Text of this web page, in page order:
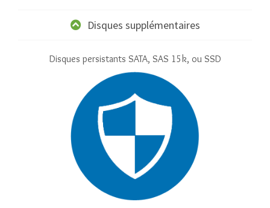
Disques supplémentaires
Disques persistants SATA, SAS 15k, ou SSD